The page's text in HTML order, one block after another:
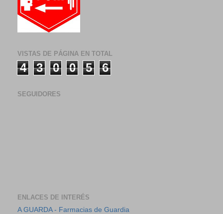
VISTAS DE PÁGINA EN TOTAL
4 3 0 0 5 6
SEGUIDORES
ENLACES DE INTERÉS
A GUARDA - Farmacias de Guardia